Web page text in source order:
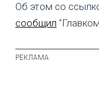
Об этом со
сообщил